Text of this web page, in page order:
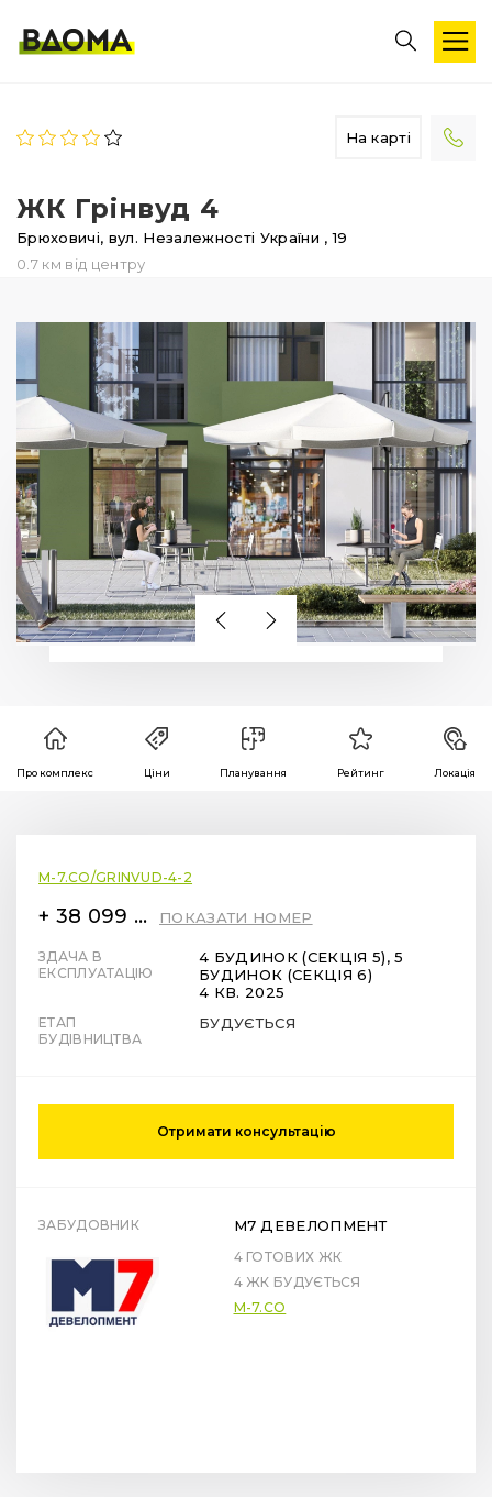
На карті
ЖК Грінвуд 4
Брюховичі, вул. Незалежності України , 19
0.7 км від центру
Про комплекс Ціни Планування Рейтинг Локація
M-7.CO/GRINVUD-4-2
+ 38 099 78 78 287 ПОКАЗАТИ НОМЕР
ЗДАЧА В
ЕКСПЛУАТАЦІЮ
4 БУДИНОК (СЕКЦІЯ 5), 5
БУДИНОК (СЕКЦІЯ 6)
4 КВ. 2025
ЕТАП
БУДІВНИЦТВА
БУДУЄТЬСЯ
Отримати консультацію
ЗАБУДОВНИК М7 ДЕВЕЛОПМЕНТ
4 ГОТОВИХ ЖК
4 ЖК БУДУЄТЬСЯ
M-7.CO